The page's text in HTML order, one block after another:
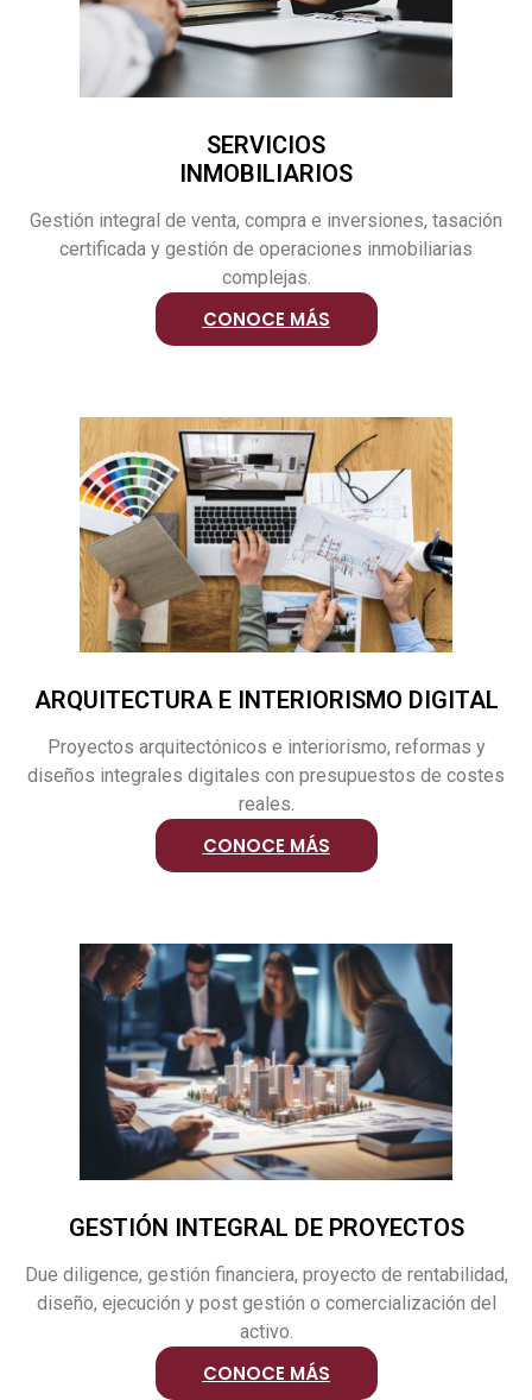
SERVICIOS
INMOBILIARIOS
Gestión integral de venta, compra e inversiones, tasación
certificada y gestión de operaciones inmobiliarias
complejas.
CONOCE MÁS
ARQUITECTURA E INTERIORISMO DIGITAL
Proyectos arquitectónicos e interiorismo, reformas y
diseños integrales digitales con presupuestos de costes
reales.
CONOCE MÁS
GESTIÓN INTEGRAL DE PROYECTOS
Due diligence, gestión financiera, proyecto de rentabilidad,
diseño, ejecución y post gestión o comercialización del
activo.
CONOCE MÁS